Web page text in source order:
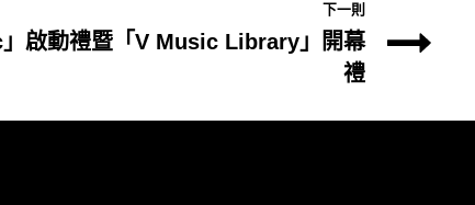
下一則
」啟動禮暨「V Music Library」開幕
禮